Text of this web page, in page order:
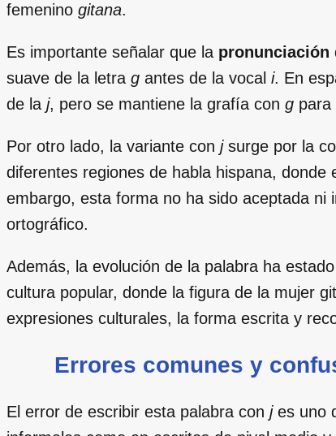
femenino gitana.
Es importante señalar que la pronunciación
suave de la letra g antes de la vocal i. En
de la j, pero se mantiene la grafía con g para
Por otro lado, la variante con jsurge por la
diferentes regiones de habla hispana, donde
embargo, esta forma no ha sido aceptada ni
ortográfico.
Además, la evolución de la palabra ha
cultura popular, donde la figura de la mujer
expresiones culturales, la forma escrita y
Errores comunes y
El error de escribir esta palabra con jes uno